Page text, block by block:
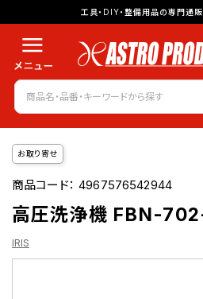
工具・DIY・整備用品の専門通
お取り寄せ
商品コード：4967576542944
高圧洗浄機 FBN-
IRIS